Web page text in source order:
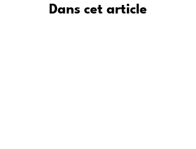
Dans cet article